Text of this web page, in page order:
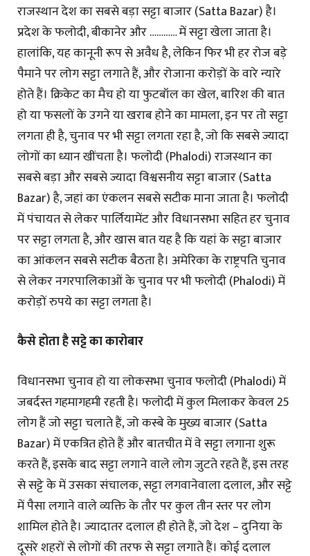
राजस्थान देश का सबसे बड़ा सट्टा बाजार (Satta Bazar) है।
प्रदेश के फलोदी, बीकानेर और ………… में सट्टा खेला जाता है।
हालांकि, यह कानूनी रूप से अवैध है, लेकिन फिर भी हर रोज बड़े
पैमाने पर लोग सट्टा लगाते हैं, और रोजाना करोड़ों के वारे न्यारे
होते हैं। क्रिकेट का मैच हो या फुटबॉल का खेल, बारिश की बात
हो या फसलों के उगने या खराब होने का मामला, इन पर तो सट्टा
लगता ही है, चुनाव पर भी सट्टा लगता रहा है, जो कि सबसे ज्यादा
लोगों का ध्यान खींचता है। फलोदी (Phalodi) राजस्थान का
सबसे बड़ा और सबसे ज्यादा विश्वसनीय सट्टा बाजार (Satta
Bazar) है, जहां का एंकलन सबसे सटीक माना जाता है। फलोदी
में पंचायत से लेकर पार्लियामेंट और विधानसभा सहित हर चुनाव
पर सट्टा लगता है, और खास बात यह है कि यहां के सट्टा बाजार
का आंकलन सबसे सटीक बैठता है। अमेरिका के राष्ट्रपति चुनाव
से लेकर नगरपालिकाओं के चुनाव पर भी फलोदी (Phalodi) में
करोड़ों रुपये का सट्टा लगता है।
कैसे होता है सट्टे का कारोबार
विधानसभा चुनाव हो या लोकसभा चुनाव फलोदी (Phalodi) में
जबर्दस्त गहमागहमी रहती है। फलोदी में कुल मिलाकर केवल 25
लोग हैं जो सट्टा चलाते हैं, जो कस्बे के मुख्य बाजार (Satta
Bazar) में एकत्रित होते हैं और बातचीत में वे सट्टा लगाना शुरू
करते हैं, इसके बाद सट्टा लगाने वाले लोग जुटते रहते हैं, इस तरह
से सट्टे के में उसका संचालक, सट्टा लगवानेवाला दलाल, और सट्टे
में पैसा लगाने वाले व्यक्ति के तौर पर कुल तीन स्तर पर लोग
शामिल होते है। ज्यादातर दलाल ही होते हैं, जो देश – दुनिया के
दूसरे शहरों से लोगों की तरफ से सट्टा लगाते हैं। कोई दलाल